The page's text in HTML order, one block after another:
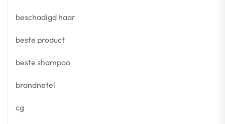
beschadigd haar
beste product
beste shampoo
brandnetel
cg